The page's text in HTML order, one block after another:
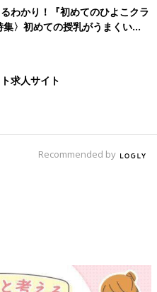
わかり！『初めてのひよこクラ
〉初めての授乳がうまくい
の基本と夏のトラブル 解決テ
求人サイト
Recommended by